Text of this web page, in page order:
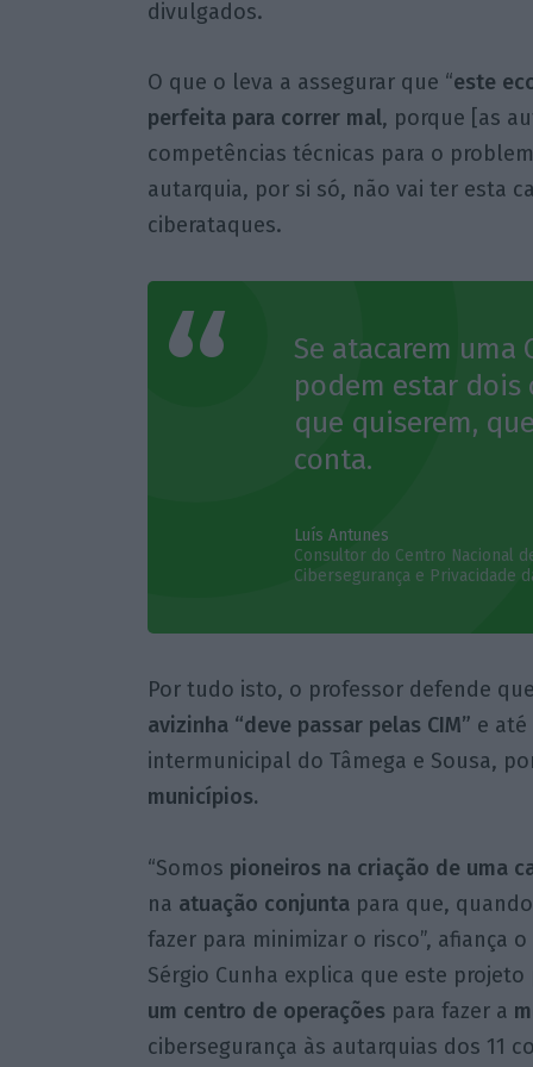
divulgados.
O que o leva a assegurar que “este
perfeita para correr mal, porque [as
competências técnicas para o
autarquia, por si só, não vai ter esta
ciberataques.
Se atacarem uma
podem estar dois
que quiserem,
conta.
Luís Antunes
Consultor do Centro Nacional
Cibersegurança e Privacidade
Por tudo isto, o professor defende
avizinha “deve passar pelas CIM” e
intermunicipal do Tâmega e Sousa,
municípios.
“Somos pioneiros na criação de uma
na atuação conjuntapara que,
fazer para minimizar o risco”, afiança
Sérgio Cunha explica que este
um centro de operações para fazer a
cibersegurança às autarquias dos 11